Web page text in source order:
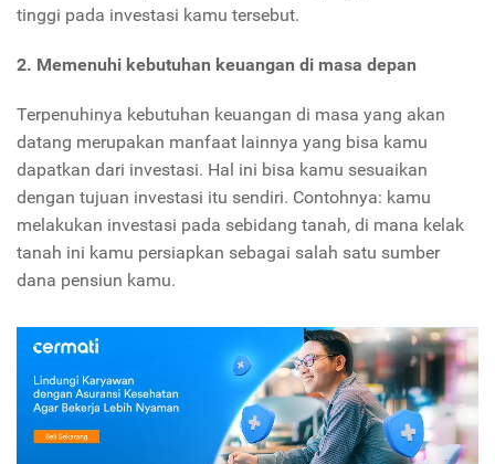
tinggi pada investasi kamu tersebut.
2. Memenuhi kebutuhan keuangan di masa depan
Terpenuhinya kebutuhan keuangan di masa yang akan
datang merupakan manfaat lainnya yang bisa kamu
dapatkan dari investasi. Hal ini bisa kamu sesuaikan
dengan tujuan investasi itu sendiri. Contohnya: kamu
melakukan investasi pada sebidang tanah, di mana kelak
tanah ini kamu persiapkan sebagai salah satu sumber
dana pensiun kamu.